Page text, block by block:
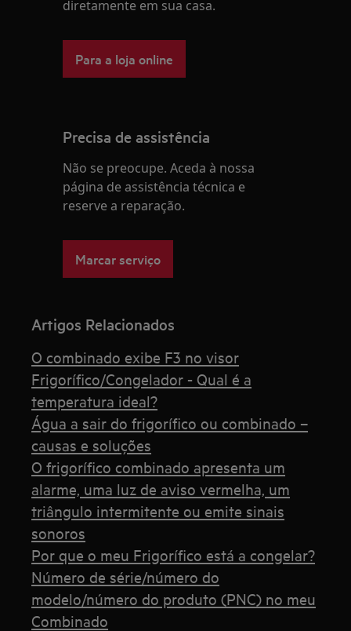
diretamente em sua casa.
Para a loja online
Precisa de assistência
Não se preocupe. Aceda à nossa
página de assistência técnica e
reserve a reparação.
Marcar serviço
Artigos Relacionados
O combinado exibe F3 no visor
Frigorífico/Congelador - Qual é a
temperatura ideal?
Água a sair do frigorífico ou combinado –
causas e soluções
O frigorífico combinado apresenta um
alarme, uma luz de aviso vermelha, um
triângulo intermitente ou emite sinais
sonoros
Por que o meu Frigorífico está a congelar?
Número de série/número do
modelo/número do produto (PNC) no meu
Combinado